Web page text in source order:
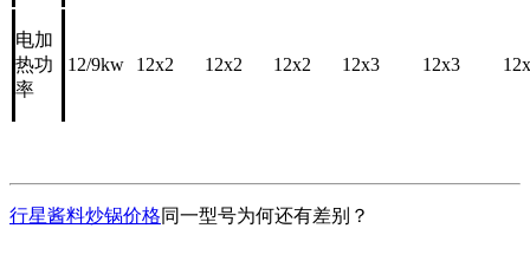
电加
热功
率
12/9kw 12x2 12x2 12x2 12x3 12x3
行星酱料炒锅价格同一型号为何还有差别？